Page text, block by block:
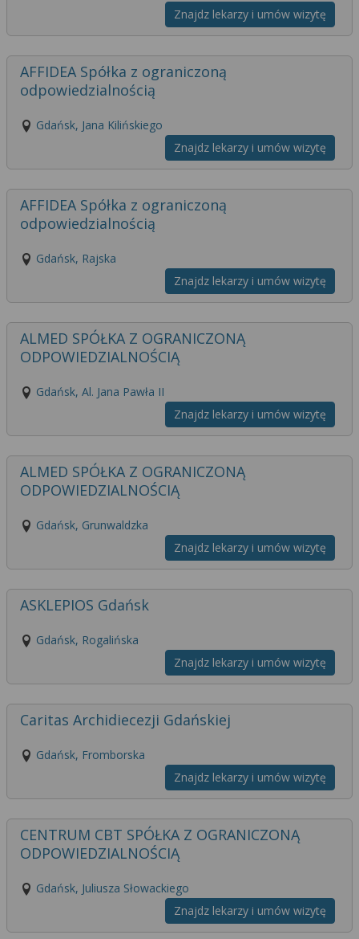
Znajdz lekarzy i umów wizytę
AFFIDEA Spółka z ograniczoną
odpowiedzialnością
Gdańsk, Jana Kilińskiego
Znajdz lekarzy i umów wizytę
AFFIDEA Spółka z ograniczoną
odpowiedzialnością
Gdańsk, Rajska
Znajdz lekarzy i umów wizytę
ALMED SPÓŁKA Z OGRANICZONĄ
ODPOWIEDZIALNOŚCIĄ
Gdańsk, Al. Jana Pawła II
Znajdz lekarzy i umów wizytę
ALMED SPÓŁKA Z OGRANICZONĄ
ODPOWIEDZIALNOŚCIĄ
Gdańsk, Grunwaldzka
Znajdz lekarzy i umów wizytę
ASKLEPIOS Gdańsk
Gdańsk, Rogalińska
Znajdz lekarzy i umów wizytę
Caritas Archidiecezji Gdańskiej
Gdańsk, Fromborska
Znajdz lekarzy i umów wizytę
CENTRUM CBT SPÓŁKA Z OGRANICZONĄ
ODPOWIEDZIALNOŚCIĄ
Gdańsk, Juliusza Słowackiego
Znajdz lekarzy i umów wizytę